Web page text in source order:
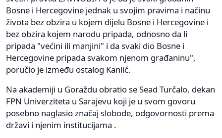
Bosne i Hercegovine jednak u svojim pravima i načinu
života bez obzira u kojem dijelu Bosne i Hercegovine i
bez obzira kojem narodu pripada, odnosno da li
pripada "većini ili manjini" i da svaki dio Bosne i
Hercegovine pripada svakom njenom građaninu",
poručio je između ostalog Kanlić.
Na akademiji u Goraždu obratio se Sead Turčalo, dekan
FPN Univerziteta u Sarajevu koji je u svom govoru
posebno naglasio značaj slobode, odgovornosti prema
državi i njenim institucijama .